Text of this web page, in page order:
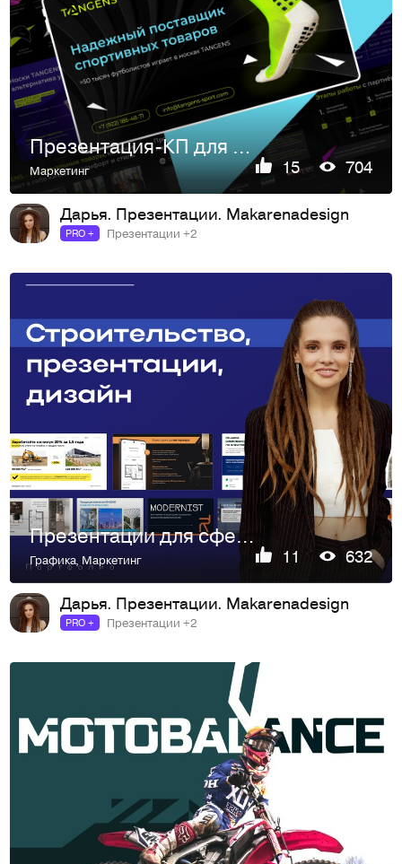
Презентация-КП для спортивного магазина
Маркетинг 15 704
Дарья. Презентации. Makarenadesign
PRO + Презентации +2
Презентации для сферы строительства. портфолио
Графика, Маркетинг 11 632
Дарья. Презентации. Makarenadesign
PRO + Презентации +2